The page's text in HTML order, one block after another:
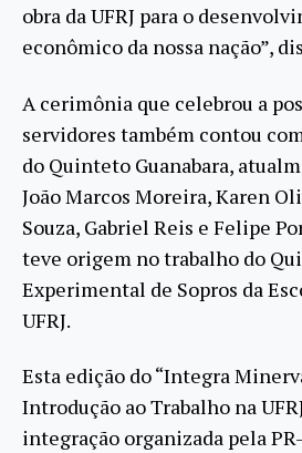
obra da UFRJ para o
econômico da nossa nação”,
A cerimônia que celebrou a
servidores também contou
do Quinteto Guanabara,
João Marcos Moreira, Karen
Souza, Gabriel Reis e Felipe
teve origem no trabalho do
Experimental de Sopros da
UFRJ.
Esta edição do “Integra
Introdução ao Trabalho na
integração organizada pela